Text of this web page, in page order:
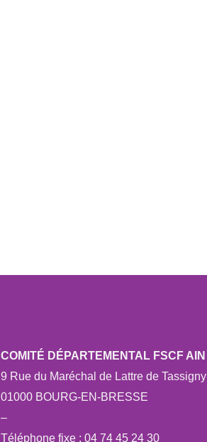
COMITÉ DÉPARTEMENTAL FSCF AIN
9 Rue du Maréchal de Lattre de Tassigny
01000 BOURG-EN-BRESSE
–
Téléphone fixe : 04 74 45 24 30